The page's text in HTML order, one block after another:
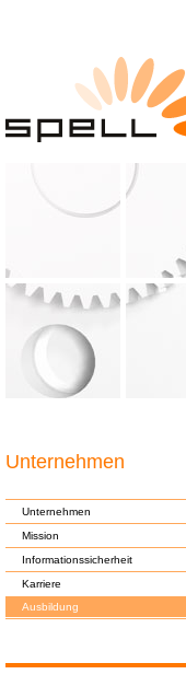
Unternehmen
Unternehmen
Mission
Informationssicherheit
Karriere
Ausbildung